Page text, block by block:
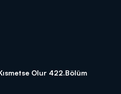
Olur 422.Bölüm